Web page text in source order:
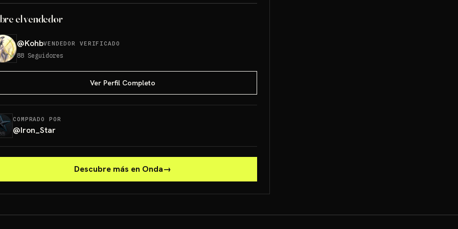
el vendedor
@KohbVENDEDOR VERIFICADO
88 Seguidores
Ver Perfil Completo
COMPRADO POR
@Iron_Star
Descubre más en Onda→